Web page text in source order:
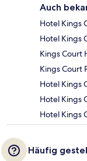
Auch
Hotel Kings
Hotel Kings
Kings Court
Kings Court
Hotel Kings
Hotel Kings
Hotel Kings
Häufig